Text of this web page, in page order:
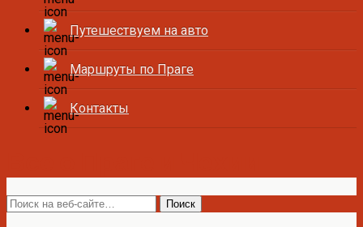
Путешествуем на авто
Маршруты по Праге
Контакты